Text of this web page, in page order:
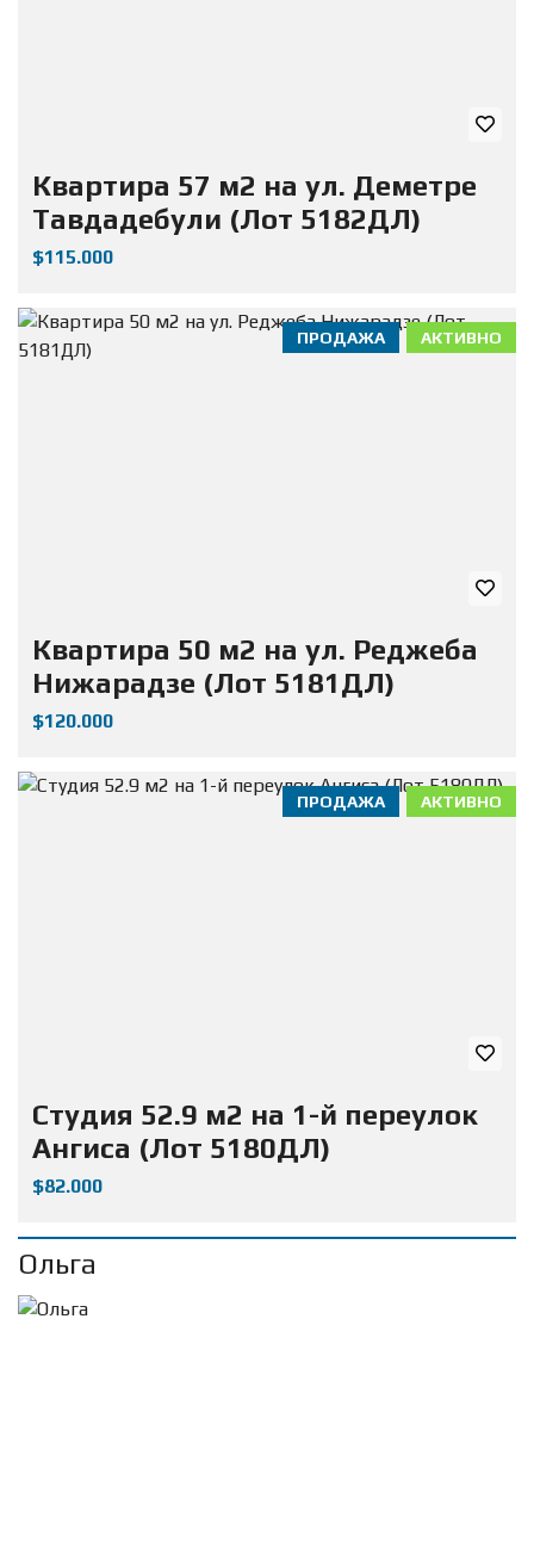
Квартира 57 м2 на ул. Деметре
Тавдадебули (Лот 5182ДЛ)
$115.000
АКТИВНО
ПРОДАЖА
Квартира 50 м2 на ул. Реджеба
Нижарадзе (Лот 5181ДЛ)
$120.000
АКТИВНО
ПРОДАЖА
Студия 52.9 м2 на 1-й переулок
Ангиса (Лот 5180ДЛ)
$82.000
Ольга